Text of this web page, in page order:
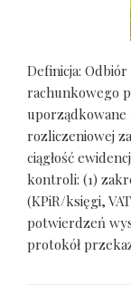
Definicja:
rachunkowego
rozliczeniowej
ciągłość
kontroli: (1)
(KPiR/księgi,
potwierdzeń
protokół